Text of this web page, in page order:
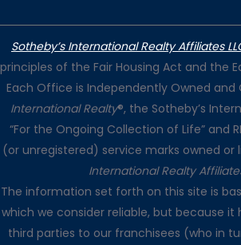
Sotheby’s International Realty Affiliates
principles of the Fair Housing Act and the
Each Office is Independently Owned and
International Realty®, the Sotheby’s
“For the Ongoing Collection of Life” and
(or unregistered) service marks owned or
International Realty
The information set forth on this site is
which we consider reliable, but because it
third parties to our franchisees (who in